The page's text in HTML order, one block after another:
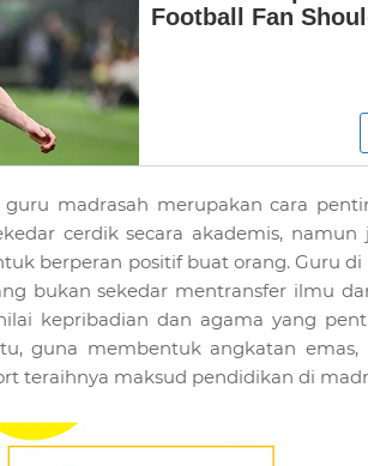
madrasah merupakan cara
cerdik secara akademis, namun
berperan positif buat orang. Guru
bukan sekedar mentransfer ilmu
kepribadian dan agama yang
guna membentuk angkatan
teraihnya maksud pendidikan di